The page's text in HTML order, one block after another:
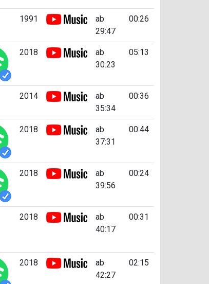
1991
ab
29:47
00:26
2018
ab
30:23
05:13
2014
ab
35:34
00:36
2018
ab
37:31
00:44
2018
ab
39:56
00:24
2018
ab
40:17
00:31
2018
ab
42:27
02:15